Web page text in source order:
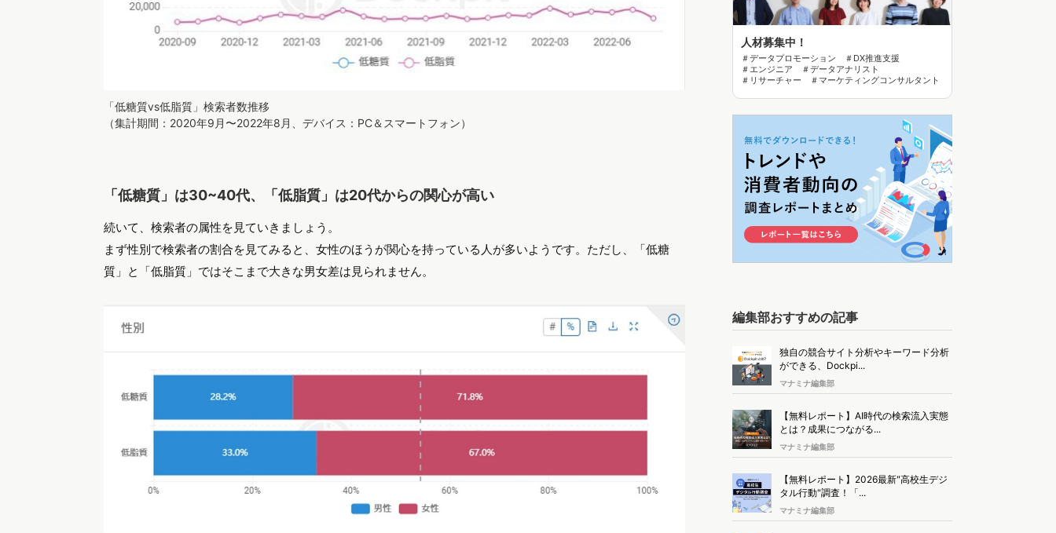
「低糖質vs低脂質」検索者数推移
（集計期間：2020年9月〜2022年8月、デバイス：PC＆スマートフォン）
「低糖質」は30~40代、「低脂質」は20代からの関心が高い
続いて、検索者の属性を見ていきましょう。
まず性別で検索者の割合を見てみると、女性のほうが関心を持っている人が多いようです。ただし、「低糖
質」と「低脂質」ではそこまで大きな男女差は見られません。
人材募集中！
＃データプロモーション ＃DX推進支援
＃エンジニア ＃データアナリスト
＃リサーチャー ＃マーケティングコンサルタント
編集部おすすめの記事
独自の競合サイト分析やキーワード分析
ができる、Dockpi...
マナミナ編集部
【無料レポート】AI時代の検索流入実態
とは？成果につながる...
マナミナ編集部
【無料レポート】2026最新"高校生デジ
タル行動"調査！「...
マナミナ編集部